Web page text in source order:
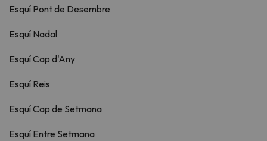
Esquí Pont de Desembre
Esquí Nadal
Esquí Cap d'Any
Esquí Reis
Esquí Cap de Setmana
Esquí Entre Setmana